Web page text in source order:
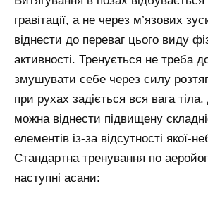
гравітації, а не через м’язових
віднести до переваг цього виду
активності. Тренується не треба
змушувати себе через силу
при рухах задіється вся вага тіла.
можна віднести підвищену
елементів із-за відсутності якої-
Стандартна тренування по
наступні асани: